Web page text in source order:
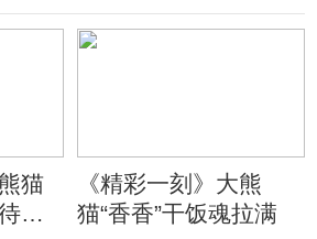
猫
会
《精彩一刻》大熊
猫“香香”干饭魂拉满